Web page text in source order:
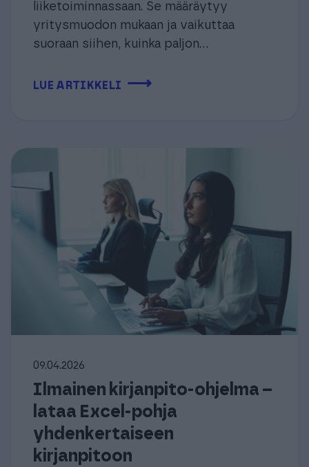
liiketoiminnassaan. Se määräytyy
yritysmuodon mukaan ja vaikuttaa
suoraan siihen, kuinka paljon...
LUE ARTIKKELI ⟶
09.04.2026
Ilmainen kirjanpito-ohjelma –
lataa Excel-pohja
yhdenkertaiseen
kirjanpitoon